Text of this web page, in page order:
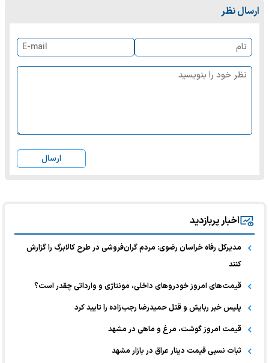
ارسال نظر
ارسال
اخبار پربازدید
مدیرکل رفاه خراسان رضوی: مردم گران‌فروشی در طرح کالابرگ را گزارش
کنند
قیمت‌های امروز خودرو‌های داخلی، مونتاژی و وارداتی چقدر است؟
پلیس خبر ربایش و قتل حمیدرضا رجب‌زاده را تایید کرد
قیمت امروز گوشت، مرغ و ماهی در مشهد
ثبات نسبی قیمت دینار عراق در بازار مشهد